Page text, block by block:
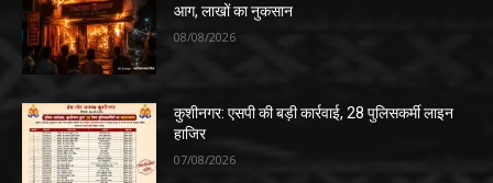
आग, लाखों का नुकसान
08/08/2026
कुशीनगर: एसपी की बड़ी कार्रवाई, 28 पुलिसकर्मी लाइन
हाजिर
07/08/2026